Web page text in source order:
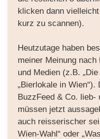
klicken dann
kurz zu scannen).
Heutzutage haben
meiner Meinung
und Medien (z.B.
„Bierlokale in
BuzzFeed & Co. lieb-
müssen jetzt
auch reisserischer
Wien-Wahl“ oder